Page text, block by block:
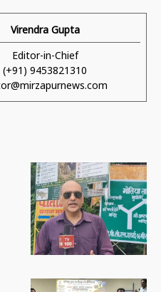
Virendra Gupta
Editor-in-Chief
(+91) 9453821310